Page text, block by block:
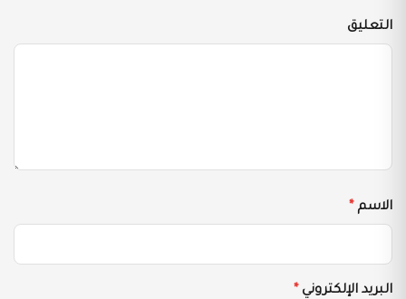
التعليق
الاسم*
البريد الإلكتروني*